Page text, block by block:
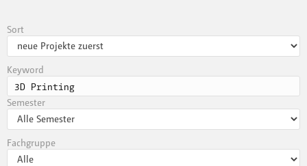
Sort
Keyword
Semester
Fachgruppe